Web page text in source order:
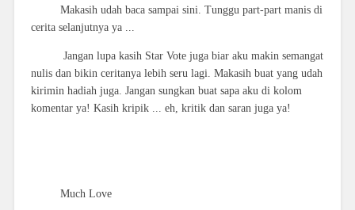
Makasih udah baca sampai sini. Tunggu part-part manis di
cerita selanjutnya ya ...
Jangan lupa kasih Star Vote juga biar aku makin semangat
nulis dan bikin ceritanya lebih seru lagi. Makasih buat yang udah
kirimin hadiah juga. Jangan sungkan buat sapa aku di kolom
komentar ya! Kasih kripik ... eh, kritik dan saran juga ya!
Much Love